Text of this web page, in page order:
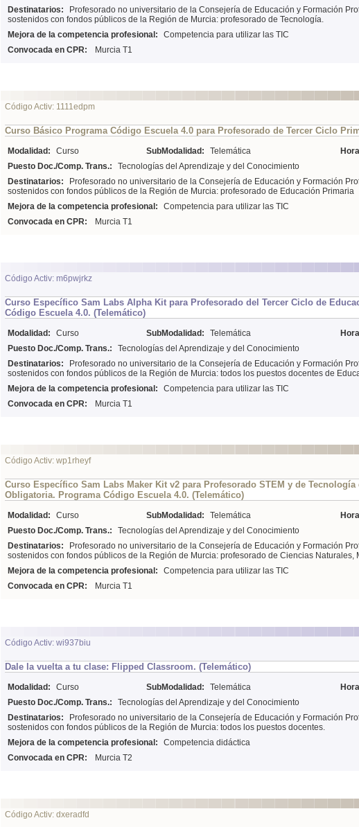
Destinatarios:
Profesorado no universitario de la Consejería de Educación y Formación
sostenidos con fondos públicos de la Región de Murcia: profesorado de Tecnología.
Mejora de la competencia profesional:
Competencia para utilizar las TIC
Convocada en CPR:
Murcia T1
Código Activ: 1111edpm
Curso Básico Programa Código Escuela 4.0 para Profesorado de Tercer Ciclo
Modalidad: Curso SubModalidad: Telemática
Puesto Doc./Comp. Trans.:
Tecnologías del Aprendizaje y del Conocimiento
Destinatarios:
Profesorado no universitario de la Consejería de Educación y Formación
sostenidos con fondos públicos de la Región de Murcia: profesorado de Educación Primaria
Mejora de la competencia profesional:
Competencia para utilizar las TIC
Convocada en CPR:
Murcia T1
Código Activ: m6pwjrkz
Curso Específico Sam Labs Alpha Kit para Profesorado del Tercer Ciclo de
Código Escuela 4.0. (Telemático)
Modalidad: Curso SubModalidad: Telemática
Puesto Doc./Comp. Trans.:
Tecnologías del Aprendizaje y del Conocimiento
Destinatarios:
Profesorado no universitario de la Consejería de Educación y Formación
sostenidos con fondos públicos de la Región de Murcia: todos los puestos docentes de
Mejora de la competencia profesional:
Competencia para utilizar las TIC
Convocada en CPR:
Murcia T1
Código Activ: wp1rheyf
Curso Específico Sam Labs Maker Kit v2 para Profesorado STEM y de
Obligatoria. Programa Código Escuela 4.0. (Telemático)
Modalidad: Curso SubModalidad: Telemática
Puesto Doc./Comp. Trans.:
Tecnologías del Aprendizaje y del Conocimiento
Destinatarios:
Profesorado no universitario de la Consejería de Educación y Formación
sostenidos con fondos públicos de la Región de Murcia: profesorado de Ciencias Naturales,
Mejora de la competencia profesional:
Competencia para utilizar las TIC
Convocada en CPR:
Murcia T1
Código Activ: wi937biu
Dale la vuelta a tu clase: Flipped Classroom. (Telemático)
Modalidad: Curso SubModalidad: Telemática
Puesto Doc./Comp. Trans.:
Tecnologías del Aprendizaje y del Conocimiento
Destinatarios:
Profesorado no universitario de la Consejería de Educación y Formación
sostenidos con fondos públicos de la Región de Murcia: todos los puestos docentes.
Mejora de la competencia profesional:
Competencia didáctica
Convocada en CPR:
Murcia T2
Código Activ: dxeradfd